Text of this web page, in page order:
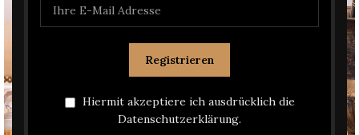
Hiermit akzeptiere ich ausdrücklich die
Datenschutzerklärung.